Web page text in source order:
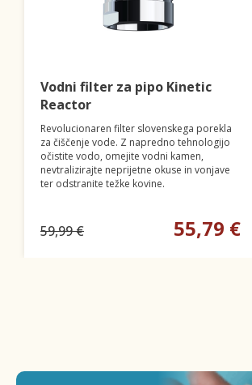
Vodni filter za pipo Kinetic
Reactor
Revolucionaren filter slovenskega porekla
za čiščenje vode. Z napredno tehnologijo
očistite vodo, omejite vodni kamen,
nevtralizirajte neprijetne okuse in vonjave
ter odstranite težke kovine.
59,99 € 55,79 €